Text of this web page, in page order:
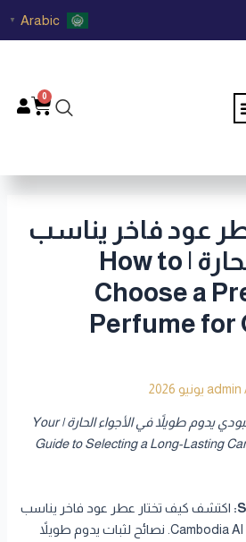
Arabic
▼
0
عود فاخر يناسب
أجواء قطر الحارة | How to
Choose a
Perfume for
admin
دليلك لاختيار عطر عود كمبودي يدوم طويلاً في الأجواء الحارة | Your
Guide to Selecting a Long-Lasting
اكتشف كيف تختار عطر عود فاخر يناسب
أجواء قطر الحارة مع Cambodia Al Oud. نصائح لثبات يدوم طويلاً